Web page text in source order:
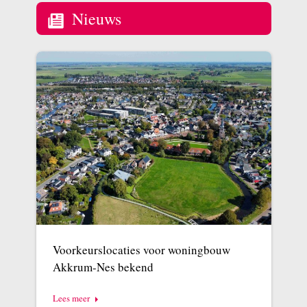
Nieuws
Voorkeurslocaties voor woningbouw
Akkrum-Nes bekend
Lees meer